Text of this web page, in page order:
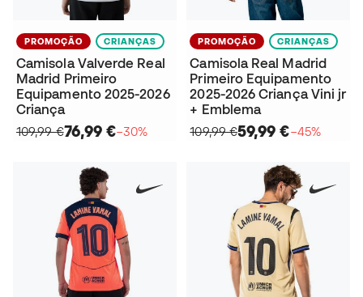
PROMOÇÃO CRIANÇAS
Camisola Valverde Real
Madrid Primeiro
Equipamento 2025-2026
Criança
109,99 €76,99 €−30%
PROMOÇÃO CRIANÇAS
Camisola Real Madrid
Primeiro Equipamento
2025-2026 Criança Vini jr
+ Emblema
109,99 €59,99 €−45%